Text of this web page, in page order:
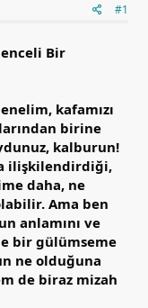
#1
Bir
kafamızı
birine
kalburun!
ilişkilendirdiği,
daha, ne
Ama ben
anlamını ve
bir gülümseme
ne olduğuna
de biraz mizah